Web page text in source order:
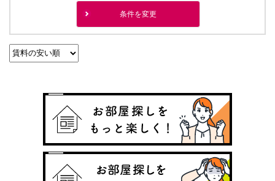
条件を変更